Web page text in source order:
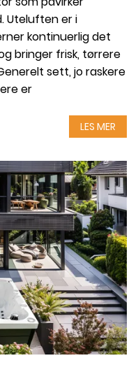
Uteluften er i
kontinuerlig det
bringer frisk, tørrere
sett, jo raskere
er
LES MER